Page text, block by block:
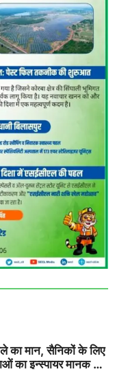
का मान, सैनिकों के लिए
का इन्स्पायर मानक में